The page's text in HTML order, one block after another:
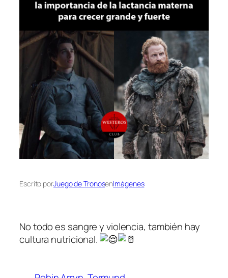
Escrito porJuego de TronosenImágenes
No todo es sangre y violencia, también hay
cultura nutricional.